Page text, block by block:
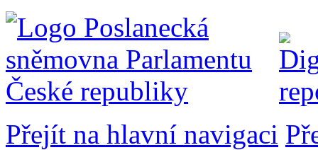
Přejít na hlavní navigaci